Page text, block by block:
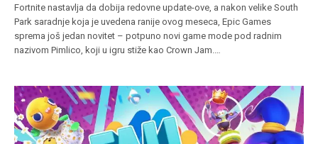
Fortnite nastavlja da dobija redovne update-ove, a nakon velike South
Park saradnje koja je uvedena ranije ovog meseca, Epic Games
sprema još jedan novitet – potpuno novi game mode pod radnim
nazivom Pimlico, koji u igru stiže kao Crown Jam.…